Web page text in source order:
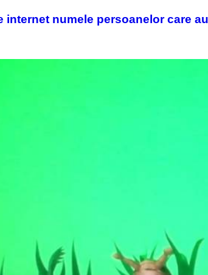
internet numele persoanelor care